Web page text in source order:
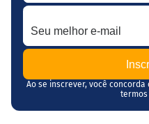
Seu melhor e-mail
Ao se inscrever, você concorda
termos